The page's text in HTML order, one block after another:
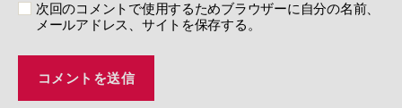
次回のコメントで使用するためブラウザーに自分の名前、
メールアドレス、サイトを保存する。